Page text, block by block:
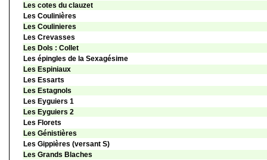
Les cotes du clauzet
Les Coulinières
Les Coulinieres
Les Crevasses
Les Dols : Collet
Les épingles de la Sexagésime
Les Espiniaux
Les Essarts
Les Estagnols
Les Eyguiers 1
Les Eyguiers 2
Les Florets
Les Génistières
Les Gippières (versant S)
Les Grands Blaches